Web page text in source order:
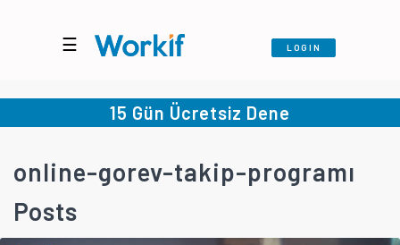
☰ LOGIN
15 Gün Ücretsiz Dene
online-gorev-takip-programı
Posts